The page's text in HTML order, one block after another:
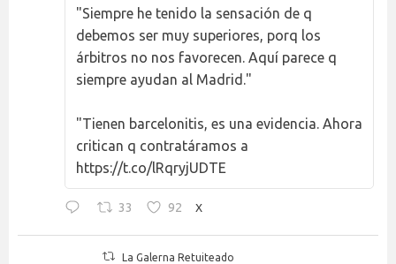
"Siempre he tenido la sensación de q
debemos ser muy superiores, porq los
árbitros no nos favorecen. Aquí parece q
siempre ayudan al Madrid."
"Tienen barcelonitis, es una evidencia. Ahora
critican q contratáramos a
https://t.co/lRqryjUDTE
33 92 X
La Galerna Retuiteado